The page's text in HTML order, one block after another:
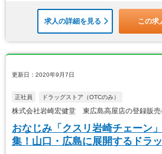
求人の詳細を見る この求
更新日：2020年9月7日
正社員 ドラッグストア（OTCのみ）
株式会社岩崎宏健堂 東広島高屋店の登録販売
おなじみ「クスリ岩崎チェーン
集！山口・広島に展開するドラ